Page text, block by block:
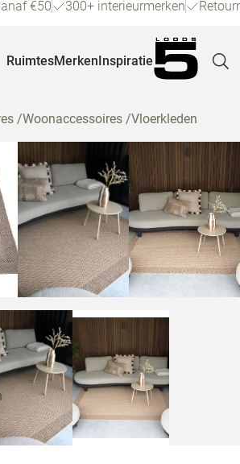
€50 300+ interieurmerken
RuimtesMerkenInspiratie
/Woonaccessoires /Vloerkleden